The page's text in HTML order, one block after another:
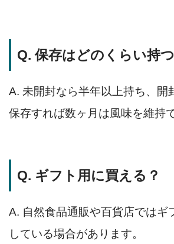
Q. 保存はどのくらい持
A. 未開封なら半年以上持ち、開
保存すれば数ヶ月は風味を維持
Q. ギフト用に買える？
A. 自然食品通販や百貨店ではギ
している場合があります。